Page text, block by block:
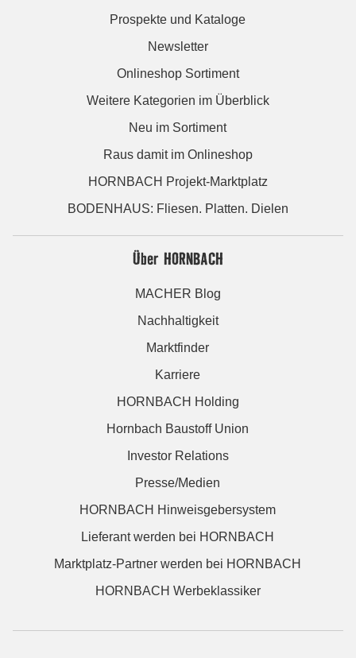
Prospekte und Kataloge
Newsletter
Onlineshop Sortiment
Weitere Kategorien im Überblick
Neu im Sortiment
Raus damit im Onlineshop
HORNBACH Projekt-Marktplatz
BODENHAUS: Fliesen. Platten. Dielen
Über HORNBACH
MACHER Blog
Nachhaltigkeit
Marktfinder
Karriere
HORNBACH Holding
Hornbach Baustoff Union
Investor Relations
Presse/Medien
HORNBACH Hinweisgebersystem
Lieferant werden bei HORNBACH
Marktplatz-Partner werden bei HORNBACH
HORNBACH Werbeklassiker